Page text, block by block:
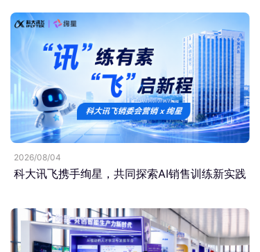
科大讯飞携手绚星，共同探索AI销售训练新实践
2026/08/04